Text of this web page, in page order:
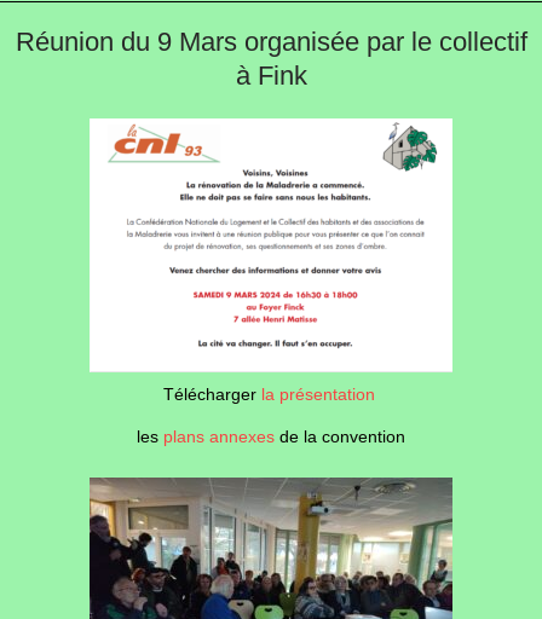
Réunion du 9 Mars organisée par le collectif
à Fink
Télécharger la présentation
les plans annexes de la convention